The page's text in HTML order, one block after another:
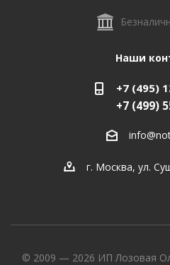
Наши
+7 (495)
+7 (499)
г. Москва, ул.
© 2009 — 2026 ИП Лозовая